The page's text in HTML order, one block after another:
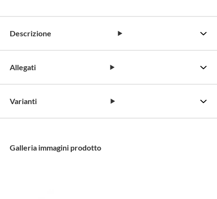
Descrizione
Allegati
Varianti
Galleria immagini prodotto